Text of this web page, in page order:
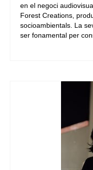
en el negoci
Forest Creations,
socioambientals. La
ser fonamental per